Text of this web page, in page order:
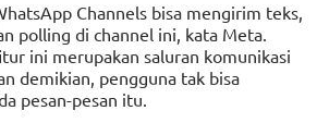
Channels bisa mengirim teks,
polling di channel ini, kata Meta.
ini merupakan saluran komunikasi
demikian, pengguna tak bisa
pesan-pesan itu.